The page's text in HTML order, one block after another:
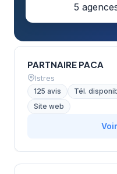
5
PARTNAIRE PACA
Istres
125 avis Tél.
Site web